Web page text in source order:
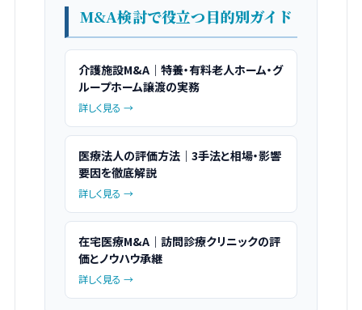
M&A検討で役立つ目的別ガイド
介護施設M&A｜特養・有料老人ホーム・グ
ループホーム譲渡の実務
詳しく見る →
医療法人の評価方法｜3手法と相場・影響
要因を徹底解説
詳しく見る →
在宅医療M&A｜訪問診療クリニックの評
価とノウハウ承継
詳しく見る →